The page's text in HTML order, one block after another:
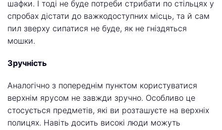
шафки. І тоді не буде потреби стрибати по стільцях у
спробах дістати до важкодоступних місць, та й сам
пил зверху сипатися не буде, як не гніздяться
мошки.
Зручність
Аналогічно з попереднім пунктом користуватися
верхнім ярусом не завжди зручно. Особливо це
стосується предметів, які ви розташуєте на верхніх
полицях. Навіть досить високі люди можуть